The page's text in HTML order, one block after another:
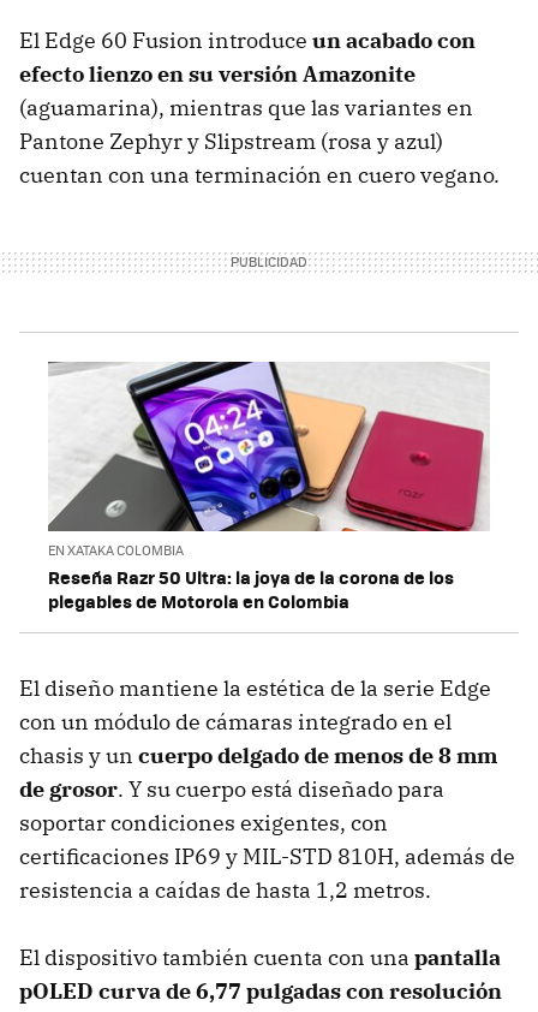
El Edge 60 Fusion introduce un acabado con
efecto lienzo en su versión Amazonite
(aguamarina), mientras que las variantes en
Pantone Zephyr y Slipstream (rosa y azul)
cuentan con una terminación en cuero vegano.
EN XATAKA COLOMBIA
Reseña Razr 50 Ultra: la joya de la corona de los
plegables de Motorola en Colombia
El diseño mantiene la estética de la serie Edge
con un módulo de cámaras integrado en el
chasis y un cuerpo delgado de menos de 8 mm
de grosor. Y su cuerpo está diseñado para
soportar condiciones exigentes, con
certificaciones IP69 y MIL-STD 810H, además de
resistencia a caídas de hasta 1,2 metros.
El dispositivo también cuenta con una pantalla
pOLED curva de 6,77 pulgadas con resolución